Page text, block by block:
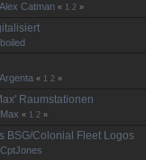
Alex Catman « 1 2 »
boiled
Argenta « 1 2 »
Raumstationen
Max « 1 2 »
BSG/Colonial Fleet Logos
CptJones